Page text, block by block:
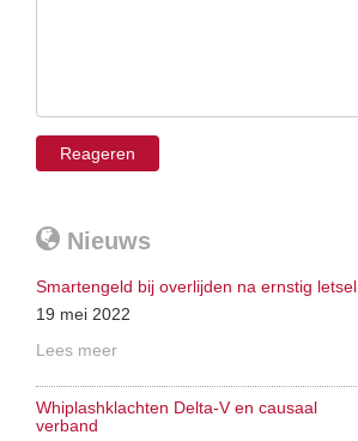
Nieuws
Smartengeld bij overlijden na ernstig letsel
19 mei 2022
Lees meer
Whiplashklachten Delta-V en causaal
verband